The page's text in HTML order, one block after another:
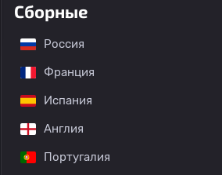
Сборные
Россия
Франция
Испания
Англия
Португалия